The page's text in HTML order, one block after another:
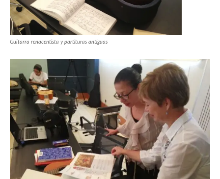
Guitarra renacentista y partituras antiguas